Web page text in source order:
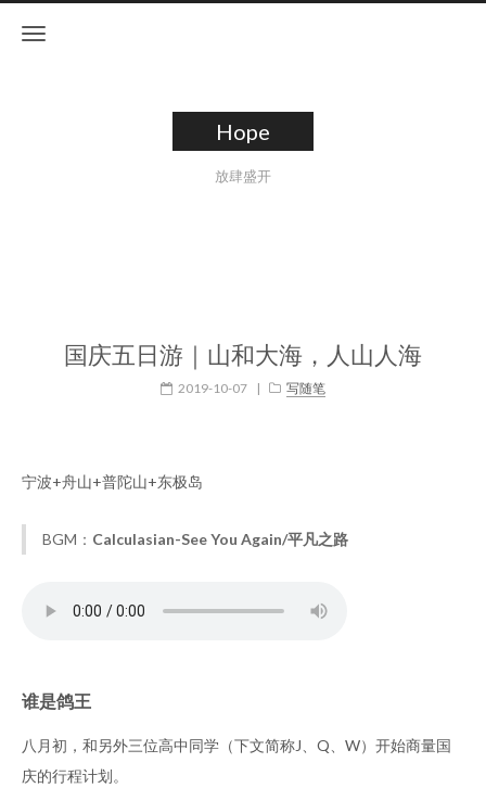
Hope
放肆盛开
国庆五日游｜山和大海，人山人海
2019-10-07 | 写随笔
宁波+舟山+普陀山+东极岛
BGM： Calculasian-See You Again/平凡之路
谁是鸽王
八月初，和另外三位高中同学（下文简称J、Q、W）开始商量国
庆的行程计划。